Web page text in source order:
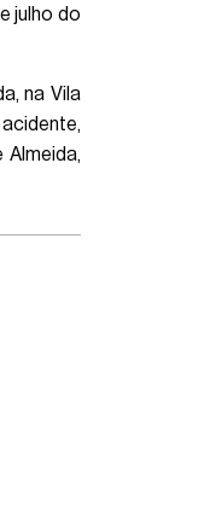
julho do
na Vila
Almeida,